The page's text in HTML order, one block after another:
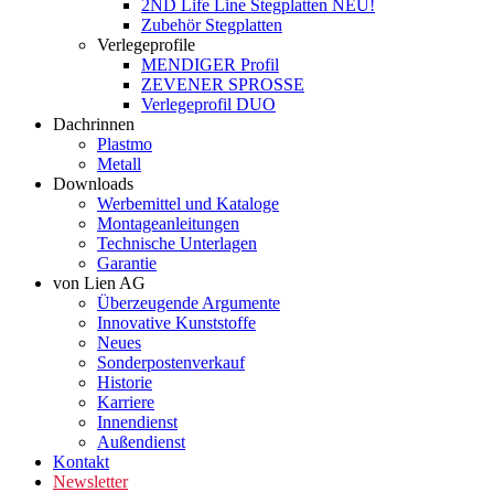
2ND Life Line Stegplatten NEU!
Zubehör Stegplatten
Verlegeprofile
MENDIGER Profil
ZEVENER SPROSSE
Verlegeprofil DUO
Dachrinnen
Plastmo
Metall
Downloads
Werbemittel und Kataloge
Montageanleitungen
Technische Unterlagen
Garantie
von Lien AG
Überzeugende Argumente
Innovative Kunststoffe
Neues
Sonderpostenverkauf
Historie
Karriere
Innendienst
Außendienst
Kontakt
Newsletter